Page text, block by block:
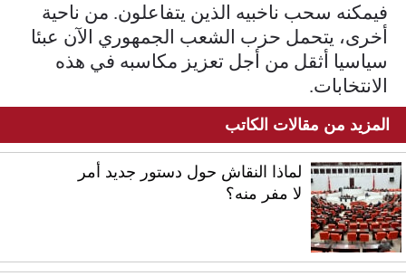
فيمكنه سحب ناخبيه الذين يتفاعلون. من ناحية
أخرى، يتحمل حزب الشعب الجمهوري الآن عبئا
سياسيا أثقل من أجل تعزيز مكاسبه في هذه
الانتخابات.
المزيد من مقالات الكاتب
لماذا النقاش حول دستور جديد أمر
لا مفر منه؟